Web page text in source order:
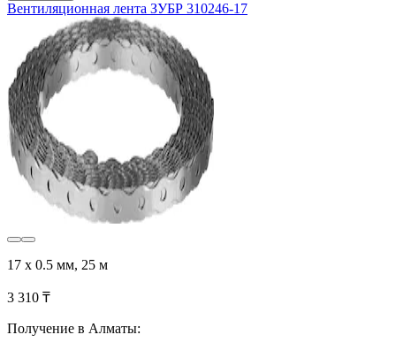
Вентиляционная лента ЗУБР 310246-17
17 x 0.5 мм, 25 м
3 310 ₸
Получение в Алматы: